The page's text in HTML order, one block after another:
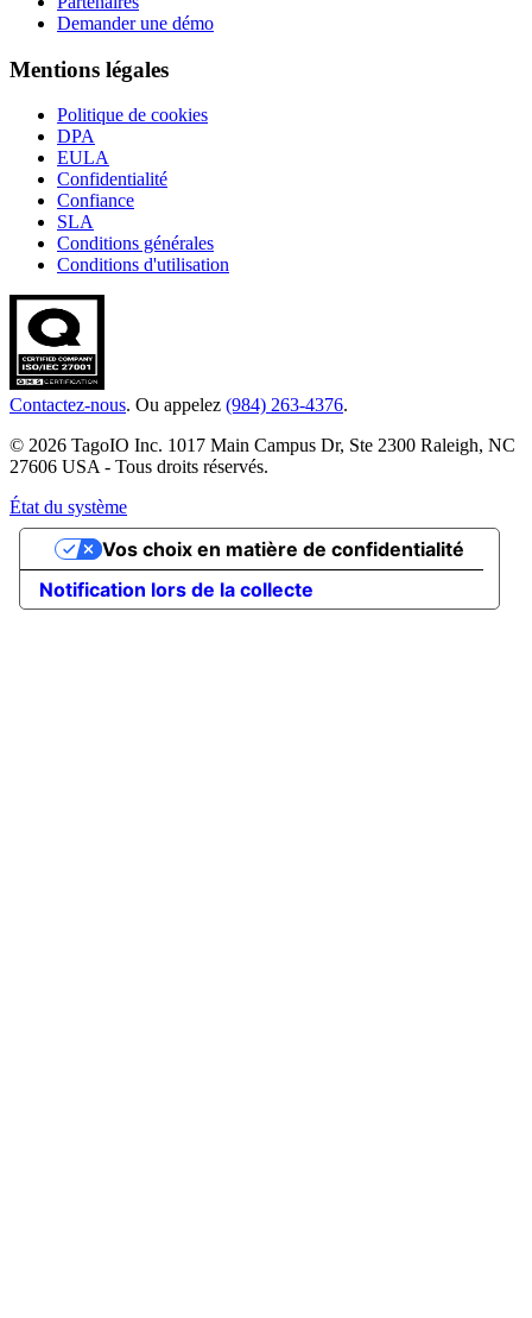
Demander une démo
Mentions légales
Politique de cookies
DPA
EULA
Confidentialité
Confiance
SLA
Conditions générales
Conditions d'utilisation
Contactez-nous. Ou appelez (984) 263-4376.
© 2026 TagoIO Inc. 1017 Main Campus Dr, Ste 2300 Raleigh, NC
27606 USA - Tous droits réservés.
État du système
Notification lors de la collecte
Vos choix en matière de confidentialité